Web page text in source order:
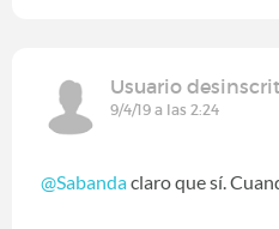
Usuario
9/4/19 a las 2:24
@Sabanda claro que sí.